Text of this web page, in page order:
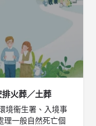
火葬／土葬
境衞生署、入境事
理一般自然死亡個